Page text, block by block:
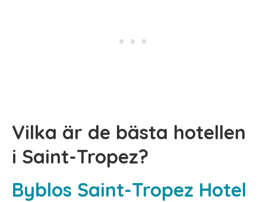
Vilka är de bästa hotellen
i Saint-Tropez?
Byblos Saint-Tropez Hotel